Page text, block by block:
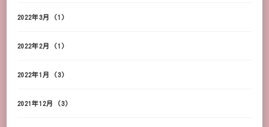
2022年3月 (1)
2022年2月 (1)
2022年1月 (3)
2021年12月 (3)